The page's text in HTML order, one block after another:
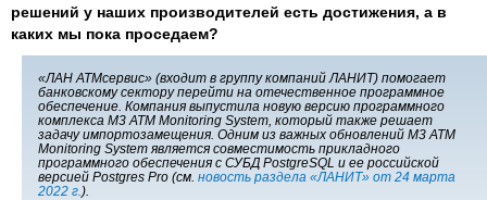
решений у наших производителей есть достижения, а в
каких мы пока проседаем?
«ЛАН АТМсервис» (входит в группу компаний ЛАНИТ) помогает
банковскому сектору перейти на отечественное программное
обеспечение. Компания выпустила новую версию программного
комплекса M3 ATM Monitoring System, который также решает
задачу импортозамещения. Одним из важных обновлений M3 ATM
Monitoring System является совместимость прикладного
программного обеспечения с СУБД PostgreSQL и ее российской
версией Postgres Pro (см. новость раздела «ЛАНИТ» от 24 марта
2022 г. ).